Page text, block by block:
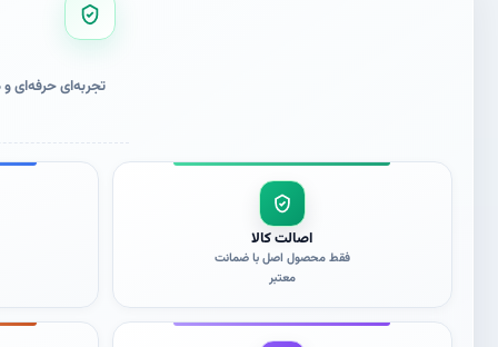
تجربه‌ای حرفه‌ای
اصالت کالا
فقط محصول اصل با ضمانت
معتبر